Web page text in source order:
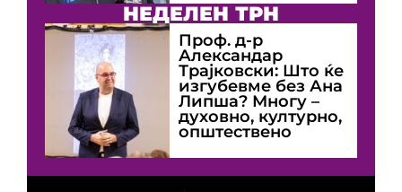
НЕДЕЛЕН ТРН
Проф. д-р
Александар
Трајковски: Што ќе
изгубевме без Ана
Липша? Многу –
духовно, културно,
општествено